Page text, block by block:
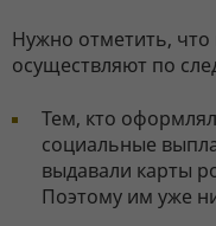
Нужно отметить,
осуществляют по
Тем, кто
социальные
выдавали карты
Поэтому им уже